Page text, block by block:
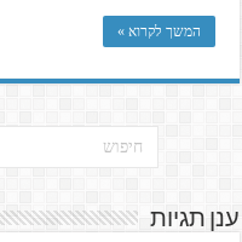
המשך לקרוא »
ענן תגיות